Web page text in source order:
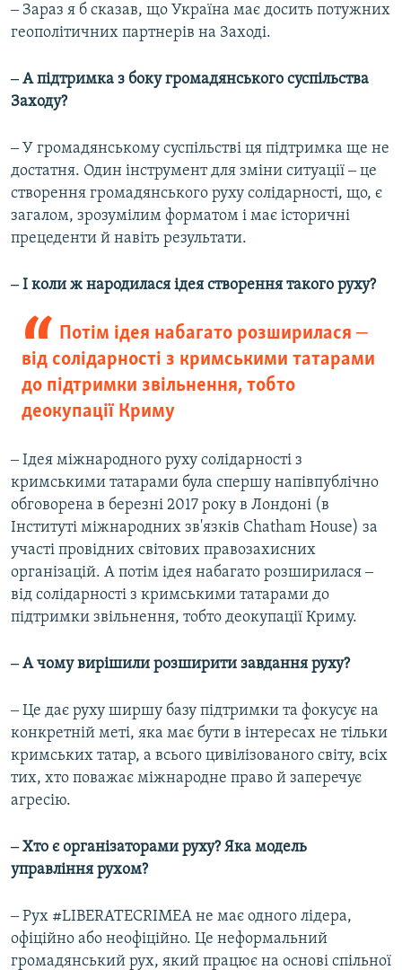
‒ Зараз я б сказав, що Україна має досить потужних
геополітичних партнерів на Заході.
‒ А підтримка з боку громадянського суспільства
Заходу?
‒ У громадянському суспільстві ця підтримка ще не
достатня. Один інструмент для зміни ситуації ‒ це
створення громадянського руху солідарності, що, є
загалом, зрозумілим форматом і має історичні
прецеденти й навіть результати.
‒ І коли ж народилася ідея створення такого руху?
Потім ідея набагато розширилася ‒
від солідарності з кримськими татарами
до підтримки звільнення, тобто
деокупації Криму
‒ Ідея міжнародного руху солідарності з
кримськими татарами була спершу напівпублічно
обговорена в березні 2017 року в Лондоні (в
Інституті міжнародних зв'язків Chatham House) за
участі провідних світових правозахисних
організацій. А потім ідея набагато розширилася ‒
від солідарності з кримськими татарами до
підтримки звільнення, тобто деокупації Криму.
‒ А чому вирішили розширити завдання руху?
‒ Це дає руху ширшу базу підтримки та фокусує на
конкретній меті, яка має бути в інтересах не тільки
кримських татар, а всього цивілізованого світу, всіх
тих, хто поважає міжнародне право й заперечує
агресію.
‒ Хто є організаторами руху? Яка модель
управління рухом?
‒ Рух #LIBERATECRIMEA не має одного лідера,
офіційно або неофіційно. Це неформальний
громадянський рух, який працює на основі спільної